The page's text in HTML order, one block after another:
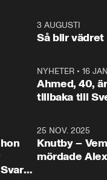
Ska vi
förstås
kommentator My
Rohwedder ställer
utbildnings- och
Mohamsson till
3 AUGUSTI
Så blir
NYHETER• 16
Ahmed, 40,
tillbaka till
25 NOV. 2025
Knutby – Vem
mördade